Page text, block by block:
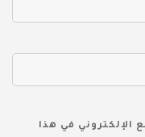
الإلكتروني في هذا